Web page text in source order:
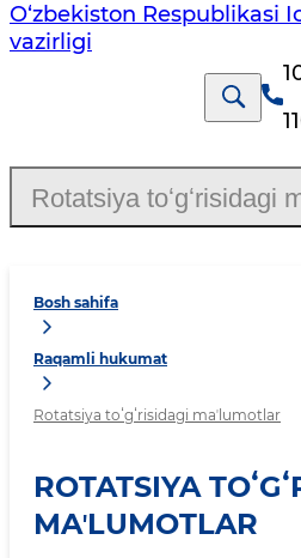
O‘zbеkiston Rеspublikаsi
vаzirligi
Bosh sahifa
Raqamli hukumat
Rotatsiya toʻgʻrisidagi maʼlumotlar
ROTATSIYA
MAʼLUMOTLAR
Rotatsiya toʻgʻrisidagi